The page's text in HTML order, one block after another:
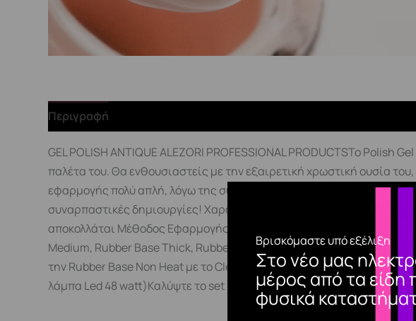
Βρισκόμαστε υπό εξέλιξη
Στο νέο μας
μέρος από τα είδη
φυσικά
Περιγραφή
GEL POLISH ANTIQUE ALEZORI PROFESSIONAL PRODUCTSΤο Polish
παλέτα του. Θα ενθουσιαστείς με την εξαιρετική χρωστική ουσία
εφαρμογής πολύ απλή, λόγω της σύστασης και της ρευστότητας
συναρπαστικές δημιουργίες! Χαρακτηριστικά:Έντονη
αποκολλάται Μέθοδος Εφαρμογής:Η τυπική διαδικασία
Medium, Rubber Base Thick, Rubber Base Non Heat της αρεσκείας
την Rubber Base Non Heat με το Cleaner πριν τη χρήση του polish
λάμπα Led 48 watt)Καλύψτε το set με ένα Top Coat. *mini tips*Στα